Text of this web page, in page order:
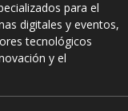
para el
digitales y eventos,
tecnológicos
y el